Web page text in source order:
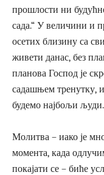
прошлости ни
сада.“ У величини и
осетих близину са
живети данас, без
планова Господ је
садашњем тренутку,
будемо најбољи људи.
Молитва – иако је
момента, када
покајати се – биће